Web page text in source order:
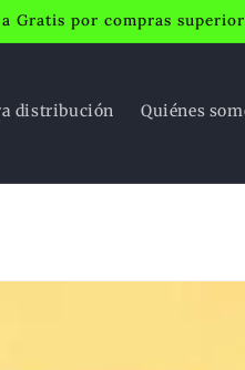
Gratis por compras
distribución Quiénes